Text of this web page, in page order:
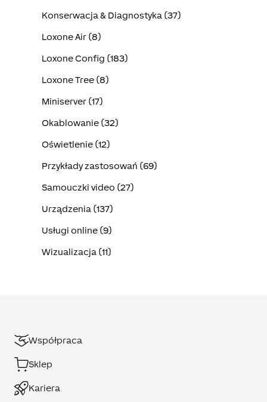
Konserwacja & Diagnostyka (37)
Loxone Air (8)
Loxone Config (183)
Loxone Tree (8)
Miniserver (17)
Okablowanie (32)
Oświetlenie (12)
Przykłady zastosowań (69)
Samouczki video (27)
Urządzenia (137)
Usługi online (9)
Wizualizacja (11)
Współpraca
Sklep
Kariera